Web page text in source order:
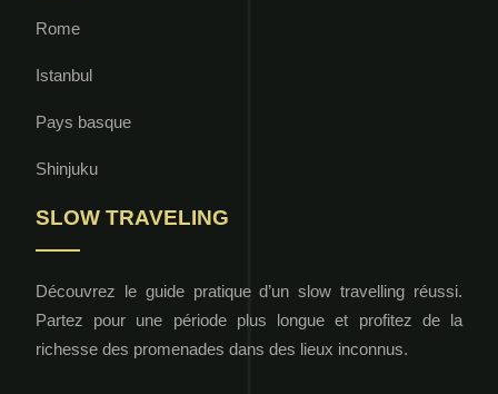
Rome
Istanbul
Pays basque
Shinjuku
SLOW TRAVELING
Découvrez le guide pratique d’un slow travelling réussi.
Partez pour une période plus longue et profitez de la
richesse des promenades dans des lieux inconnus.